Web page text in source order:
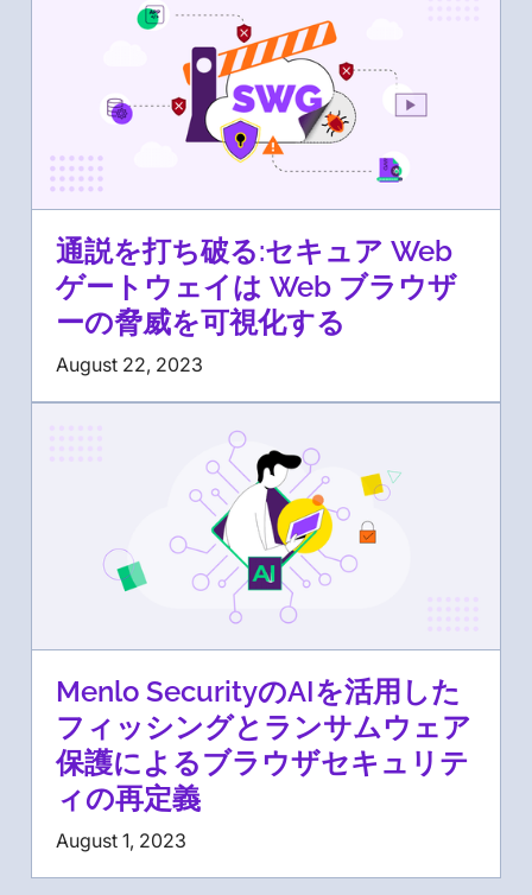
通説を打ち破る:セキュア Web
ゲートウェイは Web ブラウザ
ーの脅威を可視化する
August 22, 2023
Menlo SecurityのAIを活用した
フィッシングとランサムウェア
保護によるブラウザセキュリテ
ィの再定義
August 1, 2023